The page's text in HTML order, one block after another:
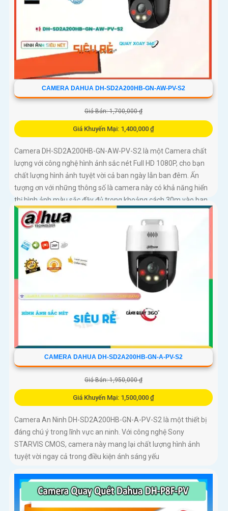
CAMERA DAHUA DH-SD2A200HB-GN-AW-PV-S2
Giá Bán: 1,700,000 ₫
Giá Khuyến Mại: 1,400,000 ₫
Camera DH-SD2A200HB-GN-AW-PV-S2 là một Camera chất
lượng với công nghệ hình ảnh sắc nét Full HD 1080P, cho bạn
chất lượng hình ảnh tuyệt vời cả ban ngày lẫn ban đêm. Ấn
tượng ơn với những thông số là camera này có khả năng hiển
thị hình ảnh màu sắc đầy đủ trong khoảng cách 30m vào ban
đêm
CAMERA DAHUA DH-SD2A200HB-GN-A-PV-S2
Giá Bán: 1,950,000 ₫
Giá Khuyến Mại: 1,500,000 ₫
Camera An Ninh DH-SD2A200HB-GN-A-PV-S2 là một thiết bị
đáng chú ý trong lĩnh vực an ninh. Với công nghệ Sony
STARVIS CMOS, camera này mang lại chất lượng hình ảnh
tuyệt vời ngay cả trong điều kiện ánh sáng yếu